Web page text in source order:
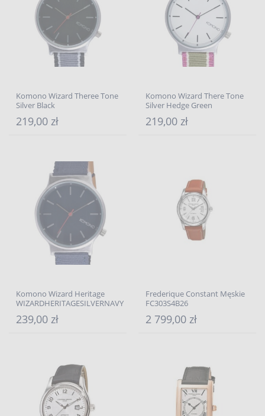
Komono Wizard Theree Tone
Silver Black
219,00 zł
Komono Wizard There Tone
Silver Hedge Green
219,00 zł
Komono Wizard Heritage
WIZARDHERITAGESILVERNAVY
239,00 zł
Frederique Constant Męskie
FC303S4B26
2 799,00 zł